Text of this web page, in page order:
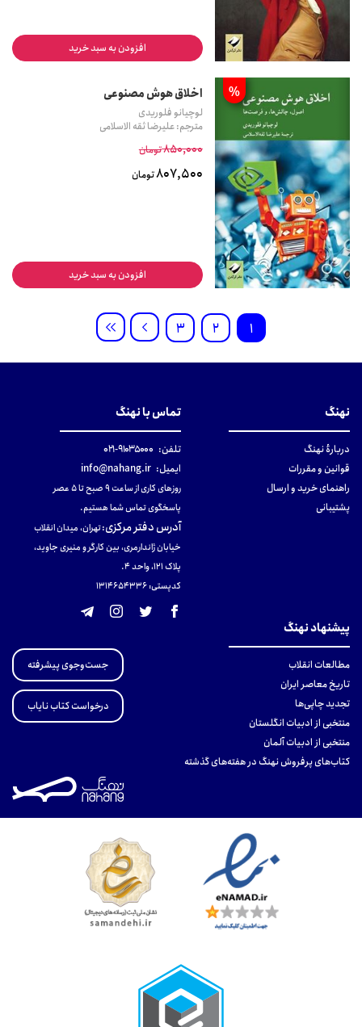
افزودن به سبد خرید
% اخلاق هوش مصنوعی
لوچیانو فلوریدی
مترجم: علیرضا ثقه الاسلامی
850,000تومان
807,500تومان
افزودن به سبد خرید
1
2
3
نهنگ
دربارهٔ نهنگ
قوانین و مقررات
راهنمای خرید و ارسال
پشتیبانی
تماس با نهنگ
تلفن: ۹۱۰۳۵۰۰۰-۰۲۱
ایمیل: info@nahang.ir
روزهای کاری از ساعت ۹ صبح تا ۵ عصر
پاسخگوی تماس شما هستیم.
آدرس دفتر مرکزی:تهران، میدان انقلاب
خیابان ژاندارمری، بین کارگر و منیری جاوید،
پلاک 121، واحد ۴.
کدپستی: 131465433۶
پیشنهاد نهنگ
مطالعات انقلاب
تاریخ معاصر ایران
تجدید چاپی‌ها
منتخبی از ادبیات انگلستان
منتخبی از ادبیات آلمان
کتاب‌های پرفروش نهنگ در هفته‌های گذشته
جست‌وجوی پیشرفته
درخواست کتاب نایاب